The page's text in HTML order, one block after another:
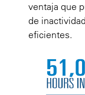
ventaja que
de
eficientes.